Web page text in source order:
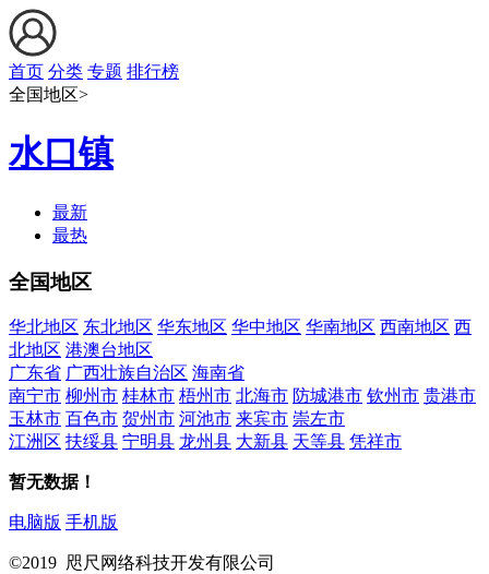
首页 分类 专题 排行榜
全国地区>
水口镇
最新
最热
全国地区
华北地区 东北地区 华东地区 华中地区 华南地区 西南地区 西
北地区 港澳台地区
广东省 广西壮族自治区 海南省
南宁市 柳州市 桂林市 梧州市 北海市 防城港市 钦州市 贵港市
玉林市 百色市 贺州市 河池市 来宾市 崇左市
江洲区 扶绥县 宁明县 龙州县 大新县 天等县 凭祥市
暂无数据！
电脑版 手机版
©2019 咫尺网络科技开发有限公司